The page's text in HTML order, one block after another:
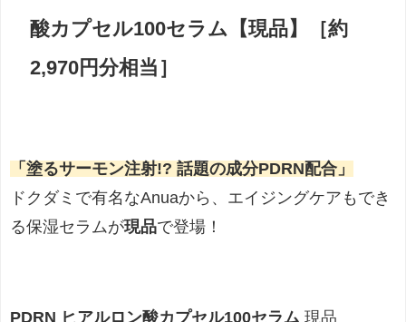
酸カプセル100セラム【現品】［約
2,970円分相当］
「塗るサーモン注射!? 話題の成分PDRN配合」
ドクダミで有名なAnuaから、エイジングケアもでき
る保湿セラムが現品で登場！
PDRN ヒアルロン酸カプセル100セラム 現品